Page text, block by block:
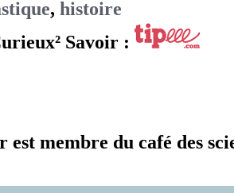
, histoire
Savoir :
est membre du café des